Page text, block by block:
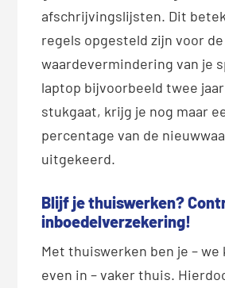
afschrijvingslijsten. Dit
regels opgesteld zijn voor de
waardevermindering van je
laptop bijvoorbeeld twee
stukgaat, krijg je nog maar
percentage van de
uitgekeerd.
Blijf je thuiswerken?
inboedelverzekering!
Met thuiswerken ben je – we
even in – vaker thuis.